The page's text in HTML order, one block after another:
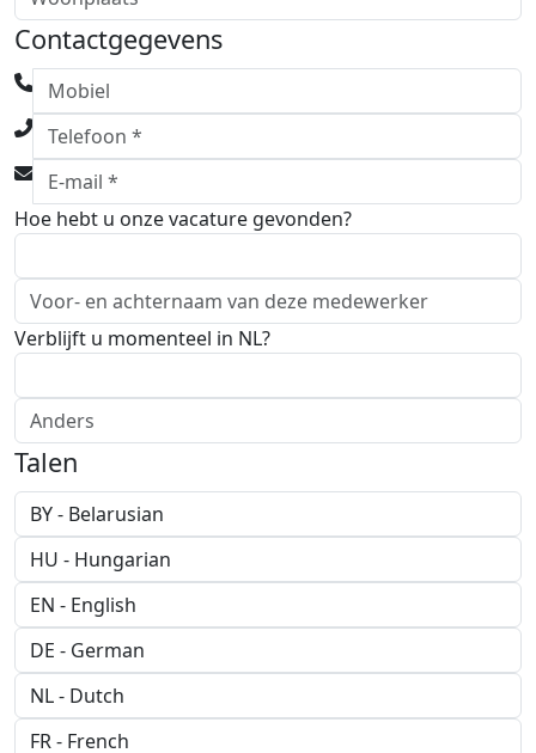
Contactgegevens
Hoe hebt u onze vacature gevonden?
Verblijft u momenteel in NL?
Talen